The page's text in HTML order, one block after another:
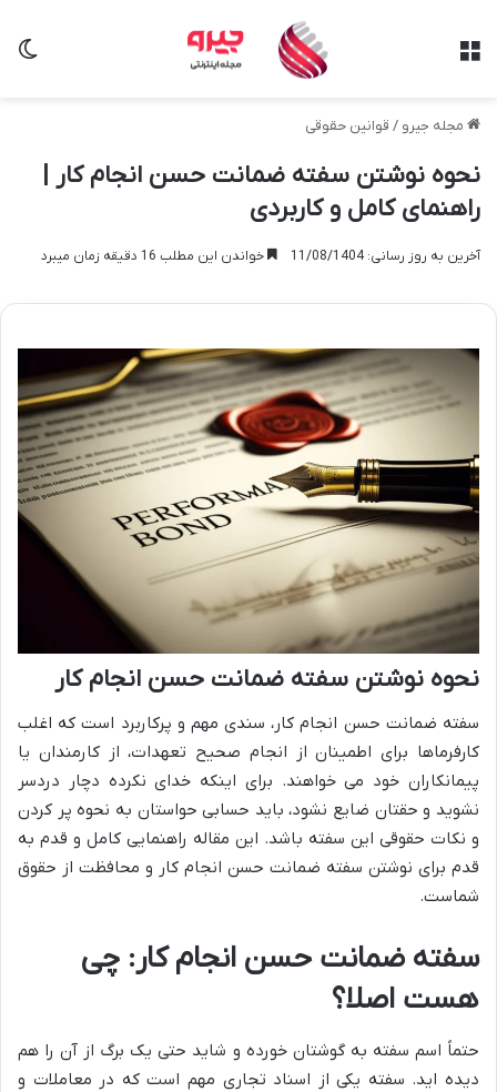
مجله جیرو / قوانین حقوقی
نحوه نوشتن سفته ضمانت حسن انجام کار |
راهنمای کامل و کاربردی
آخرین به روز رسانی: 11/08/1404 خواندن این مطلب 16 دقیقه زمان میبرد
نحوه نوشتن سفته ضمانت حسن انجام کار
سفته ضمانت حسن انجام کار، سندی مهم و پرکاربرد است که اغلب
کارفرماها برای اطمینان از انجام صحیح تعهدات، از کارمندان یا
پیمانکاران خود می خواهند. برای اینکه خدای نکرده دچار دردسر
نشوید و حقتان ضایع نشود، باید حسابی حواستان به نحوه پر کردن
و نکات حقوقی این سفته باشد. این مقاله راهنمایی کامل و قدم به
قدم برای نوشتن سفته ضمانت حسن انجام کار و محافظت از حقوق
شماست.
سفته ضمانت حسن انجام کار: چی
هست اصلا؟
حتماً اسم سفته به گوشتان خورده و شاید حتی یک برگ از آن را هم
دیده اید. سفته یکی از اسناد تجاری مهم است که در معاملات و